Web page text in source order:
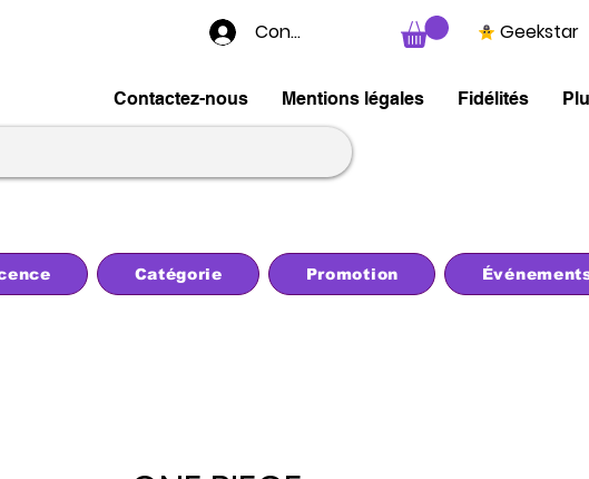
Connexion Geekstar
Contactez-nous Mentions légales Fidélités
Catégorie Promotion